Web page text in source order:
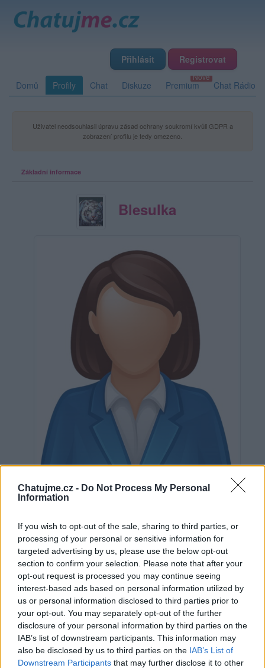
Chatujme.cz - Do Not Process My Personal
Information
If you wish to opt-out of the sale, sharing to third parties, or
processing of your personal or sensitive information for
targeted advertising by us, please use the below opt-out
section to confirm your selection. Please note that after your
opt-out request is processed you may continue seeing
interest-based ads based on personal information utilized by
us or personal information disclosed to third parties prior to
your opt-out. You may separately opt-out of the further
disclosure of your personal information by third parties on the
IAB’s list of downstream participants. This information may
also be disclosed by us to third parties on the IAB’s List of
Downstream Participants that may further disclose it to other
Přihlásit Registrovat
Domů Profily Chat Diskuze Premium Chat Rádio
Uživatel neodsouhlasil úpravu zásad ochrany soukromí kvůli GDPR a
zobrazení profilu je tedy omezeno.
Základní informace
Blesulka
Neověřeno
0 uživatelům se líbí
Neověřený profil
Tento uživatel zatím neprokázal svou identitu ověřovací
fotografií. U neověřených profilů nelze zaručit, že fotografie a
údaje odpovídají skutečné osobě.